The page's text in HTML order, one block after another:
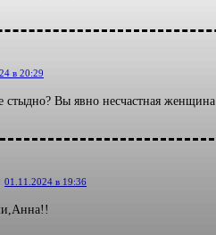
в 20:29
Вы явно несчастная женщина
01.11.2024 в 19:36